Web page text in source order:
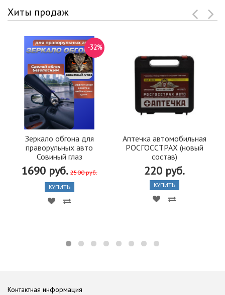
Хиты продаж
Зеркало обгона для
праворульных авто
Совиный глаз
1690 руб. 2500 руб.
-32%
КУПИТЬ
Аптечка автомобильная
РОСГОССТРАХ (новый
состав)
220 руб.
КУПИТЬ
Контактная информация